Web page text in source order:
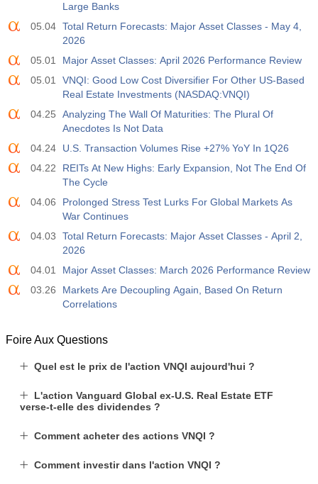
Large Banks
05.04 Total Return Forecasts: Major Asset Classes - May 4,
2026
05.01
Major Asset Classes: April 2026 Performance Review
05.01
VNQI: Good Low Cost Diversifier For Other US-Based
Real Estate Investments (NASDAQ:VNQI)
04.25
Analyzing The Wall Of Maturities: The Plural Of
Anecdotes Is Not Data
04.24
U.S. Transaction Volumes Rise +27% YoY In 1Q26
04.22
REITs At New Highs: Early Expansion, Not The End Of
The Cycle
04.06
Prolonged Stress Test Lurks For Global Markets As
War Continues
04.03
Total Return Forecasts: Major Asset Classes - April 2,
2026
04.01
Major Asset Classes: March 2026 Performance Review
03.26
Markets Are Decoupling Again, Based On Return
Correlations
Foire Aux Questions
Quel est le prix de l'action VNQI aujourd'hui ?
L'action Vanguard Global ex-U.S. Real Estate ETF
verse-t-elle des dividendes ?
Comment acheter des actions VNQI ?
Comment investir dans l'action VNQI ?